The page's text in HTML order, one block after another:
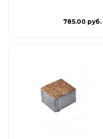
785.00 руб.